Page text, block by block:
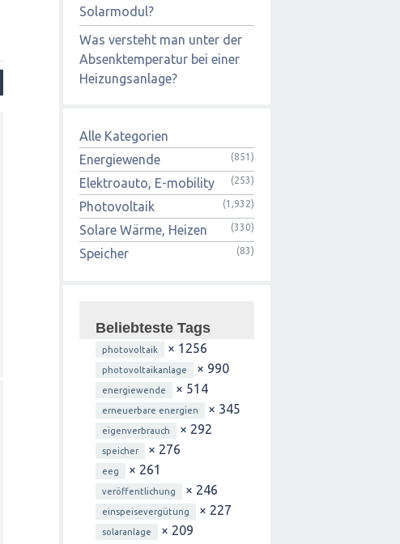
Solarmodul?
Was versteht man unter der
Absenktemperatur bei einer
Heizungsanlage?
Alle Kategorien
Energiewende
(851)
Elektroauto, E-mobility (253)
Photovoltaik (1,932)
Solare Wärme, Heizen (330)
Speicher (83)
Beliebteste Tags
photovoltaik × 1256
photovoltaikanlage × 990
energiewende × 514
erneuerbare energien × 345
eigenverbrauch × 292
speicher × 276
eeg × 261
veröffentlichung × 246
einspeisevergütung × 227
solaranlage × 209